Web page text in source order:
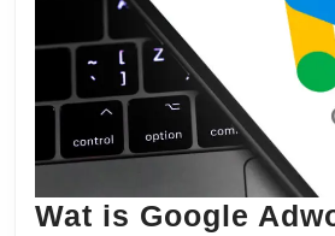
Wat is Google